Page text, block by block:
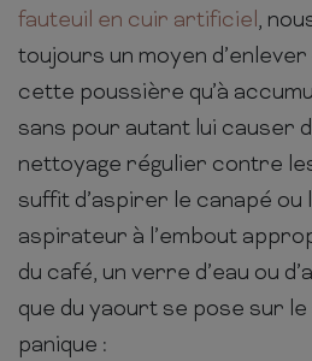
fauteuil en cuir artificiel,
toujours un moyen
cette poussière qu’à
sans pour autant lui causer
nettoyage régulier contre
suffit d’aspirer le canapé ou
aspirateur à l’embout
du café, un verre d’eau ou
que du yaourt se pose sur le
panique :